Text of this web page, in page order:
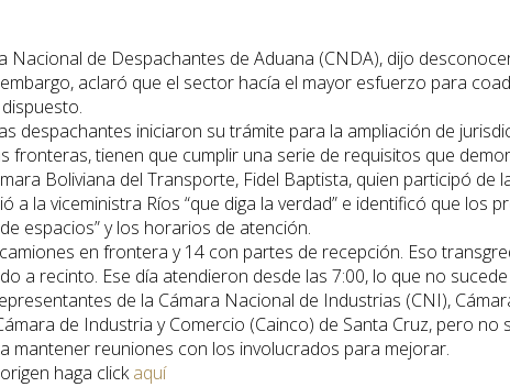
Nacional de Despachantes de Aduana (CNDA), dijo
aclaró que el sector hacía el mayor esfuerzo para
despachantes iniciaron su trámite para la ampliación de
fronteras, tienen que cumplir una serie de requisitos que
Boliviana del Transporte, Fidel Baptista, quien participó de
a la viceministra Ríos “que diga la verdad” e identificó que los
espacios” y los horarios de atención.
en frontera y 14 con partes de recepción. Eso
a recinto. Ese día atendieron desde las 7:00, lo que no sucede
de la Cámara Nacional de Industrias (CNI),
de Industria y Comercio (Cainco) de Santa Cruz, pero no
mantener reuniones con los involucrados para mejorar.
haga clickaquí